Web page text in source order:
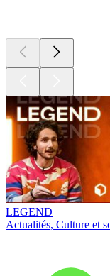
LEGEND
Actualités, Culture et